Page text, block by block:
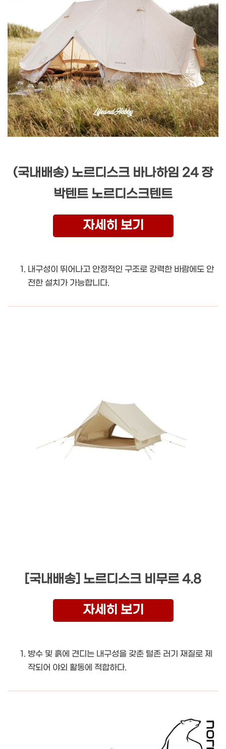
(국내배송) 노르디스크 바나하임 24 장
박텐트 노르디스크텐트
자세히 보기
내구성이 뛰어나고 안정적인 구조로 강력한 바람에도 안
전한 설치가 가능합니다.
[국내배송] 노르디스크 비무르 4.8
자세히 보기
방수 및 흙에 견디는 내구성을 갖춘 털존 러기 재질로 제
작되어 야외 활동에 적합하다.